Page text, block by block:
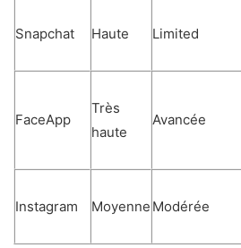
Snapchat Haute Limited
FaceApp
Très
haute
Avancée
Instagram Moyenne Modérée